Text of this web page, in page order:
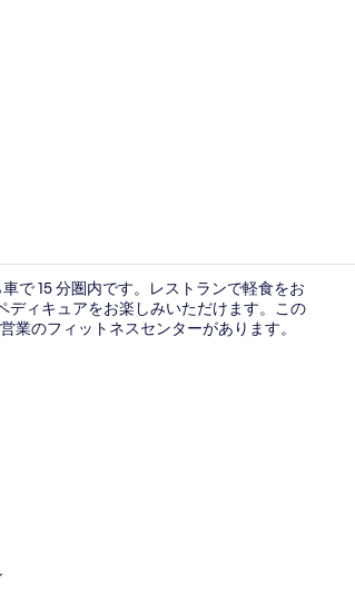
で 15 分圏内です。レストランで軽食をお
ィキュアをお楽しみいただけます。この
のフィットネスセンターがあります。